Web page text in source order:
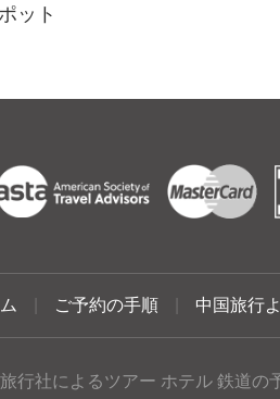
ット
ご予約の手順 中国旅行
行社によるツアー ホテル 鉄道の